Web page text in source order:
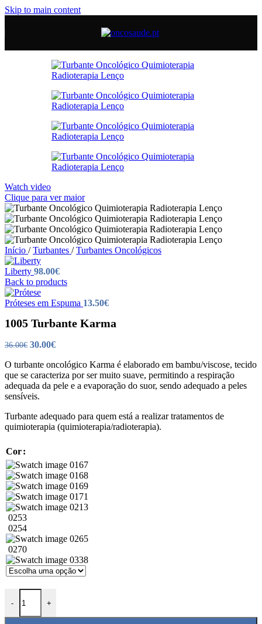
Skip to main content
Watch video
Clique para ver maior
Início / Turbantes / Turbantes Oncológicos
Liberty 98.00€
Back to products
Próteses em Espuma 13.50€
1005 Turbante Karma
36.00€ O
original
era:
36.00€.
30.00€O
atual
é:
30.00€.
O turbante oncológico Karma é elaborado em bambu/viscose, tecido
que se caracteriza por ser muito suave, permitindo a respiração
adequada da pele e a evaporação do suor, sendo adequado a peles
sensíveis.
Turbante adequado para quem está a realizar tratamentos de
quimioterapia (quimioterapia/radioterapia).
Cor
0167
0168
0169
0171
0213
0253
0254
0265
0270
0338
-
Quantidade de 1005 Turbante Karma
+